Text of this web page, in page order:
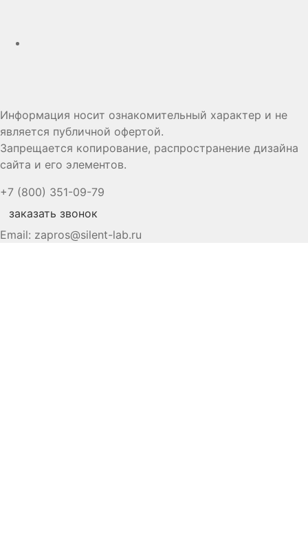
Информация носит ознакомительный характер и не
является публичной офертой.
Запрещается копирование, распространение дизайна
сайта и его элементов.
+7 (800) 351-09-79
заказать звонок
Email: zapros@silent-lab.ru